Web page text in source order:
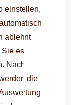
einstellen,
ablehnt
Sie es
Nach
die